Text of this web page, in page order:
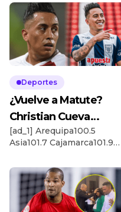
Deportes
¿Vuelve a Matute?
Christian Cueva
confiesa si regresaría
a Alianza Lima en 2025
[ad_1] Arequipa100.5
Asia101.7 Cajamarca101.9
Chimbote94.7 Huaraz90.9
Huancayo105.1 Ica102.1
Ilo102.1 Juliaca102.7
Moquegua93.3 Nazca92.7